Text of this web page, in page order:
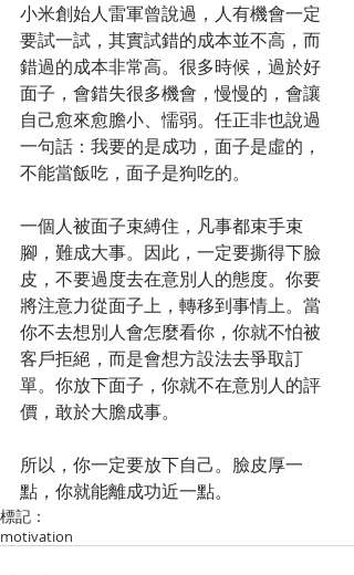
小米創始人雷軍曾說過，人有機會一定
要試一試，其實試錯的成本並不高，而
錯過的成本非常高。很多時候，過於好
面子，會錯失很多機會，慢慢的，會讓
自己愈來愈膽小、懦弱。任正非也說過
一句話：我要的是成功，面子是虛的，
不能當飯吃，面子是狗吃的。
一個人被面子束縛住，凡事都束手束
腳，難成大事。因此，一定要撕得下臉
皮，不要過度去在意別人的態度。你要
將注意力從面子上，轉移到事情上。當
你不去想別人會怎麼看你，你就不怕被
客戶拒絕，而是會想方設法去爭取訂
單。你放下面子，你就不在意別人的評
價，敢於大膽成事。
所以，你一定要放下自己。臉皮厚一
點，你就能離成功近一點。
標記：
motivation